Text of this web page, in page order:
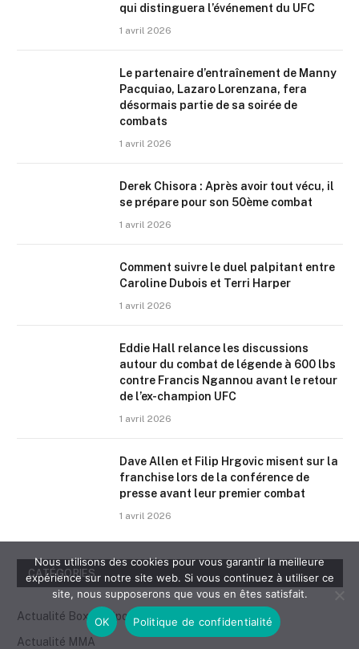
qui distinguera l’événement du UFC
1 avril 2026
Le partenaire d’entraînement de Manny
Pacquiao, Lazaro Lorenzana, fera
désormais partie de sa soirée de
combats
1 avril 2026
Derek Chisora : Après avoir tout vécu, il
se prépare pour son 50ème combat
1 avril 2026
Comment suivre le duel palpitant entre
Caroline Dubois et Terri Harper
1 avril 2026
Eddie Hall relance les discussions
autour du combat de légende à 600 lbs
contre Francis Ngannou avant le retour
de l’ex-champion UFC
1 avril 2026
Dave Allen et Filip Hrgovic misent sur la
franchise lors de la conférence de
presse avant leur premier combat
1 avril 2026
CATÉGORIES
Actualité Boxe & Sports de Combat
Actualité MMA
Nous utilisons des cookies pour vous garantir la meilleure
expérience sur notre site web. Si vous continuez à utiliser ce
site, nous supposerons que vous en êtes satisfait.
OK Politique de confidentialité